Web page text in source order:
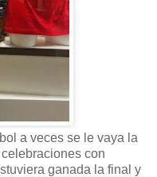
a veces se le vaya la
con
ganada la final y